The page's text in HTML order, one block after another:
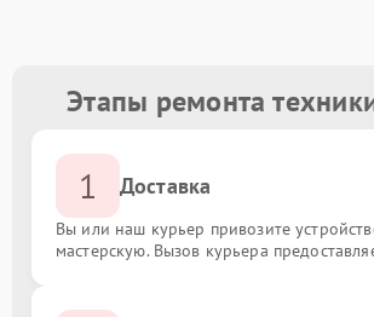
Этапы ремонта
1 Доставка
Вы или наш курьер привозите
мастерскую. Вызов курьера